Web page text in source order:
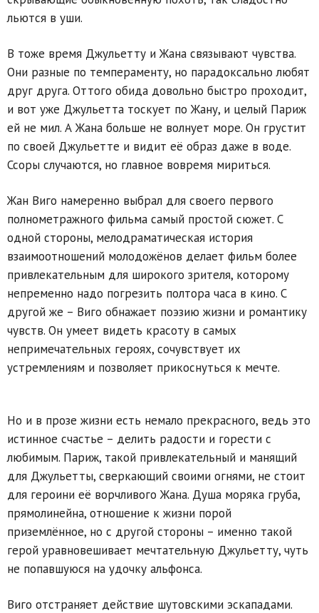
льются в уши.
В тоже время Джульетту и Жана связывают чувства.
Они разные по темпераменту, но парадоксально любят
друг друга. Оттого обида довольно быстро проходит,
и вот уже Джульетта тоскует по Жану, и целый Париж
ей не мил. А Жана больше не волнует море. Он грустит
по своей Джульетте и видит её образ даже в воде.
Ссоры случаются, но главное вовремя мириться.
Жан Виго намеренно выбрал для своего первого
полнометражного фильма самый простой сюжет. С
одной стороны, мелодраматическая история
взаимоотношений молодожёнов делает фильм более
привлекательным для широкого зрителя, которому
непременно надо погрезить полтора часа в кино. С
другой же – Виго обнажает поэзию жизни и романтику
чувств. Он умеет видеть красоту в самых
непримечательных героях, сочувствует их
устремлениям и позволяет прикоснуться к мечте.
Но и в прозе жизни есть немало прекрасного, ведь это
истинное счастье – делить радости и горести с
любимым. Париж, такой привлекательный и манящий
для Джульетты, сверкающий своими огнями, не стоит
для героини её ворчливого Жана. Душа моряка груба,
прямолинейна, отношение к жизни порой
приземлённое, но с другой стороны – именно такой
герой уравновешивает мечтательную Джульетту, чуть
не попавшуюся на удочку альфонса.
Виго отстраняет действие шутовскими эскападами.